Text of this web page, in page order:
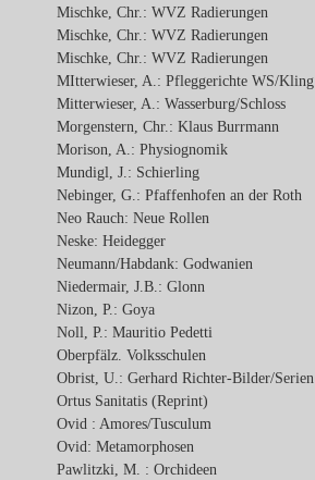
Mischke, Chr.: WVZ Radierungen
Mischke, Chr.: WVZ Radierungen
Mischke, Chr.: WVZ Radierungen
MItterwieser, A.: Pfleggerichte WS/Kling
Mitterwieser, A.: Wasserburg/Schloss
Morgenstern, Chr.: Klaus Burrmann
Morison, A.: Physiognomik
Mundigl, J.: Schierling
Nebinger, G.: Pfaffenhofen an der Roth
Neo Rauch: Neue Rollen
Neske: Heidegger
Neumann/Habdank: Godwanien
Niedermair, J.B.: Glonn
Nizon, P.: Goya
Noll, P.: Mauritio Pedetti
Oberpfälz. Volksschulen
Obrist, U.: Gerhard Richter-Bilder/Serien
Ortus Sanitatis (Reprint)
Ovid : Amores/Tusculum
Ovid: Metamorphosen
Pawlitzki, M. : Orchideen